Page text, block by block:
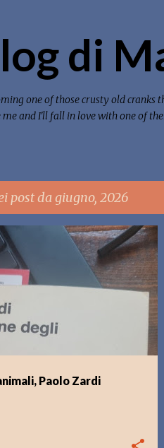
di
one of those crusty old
and I'll fall in love with one of
post da giugno, 2026
Paolo Zardi